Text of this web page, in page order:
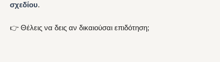
σχεδίου.
👉 Θέλεις να δεις αν δικαιούσαι επιδότηση;